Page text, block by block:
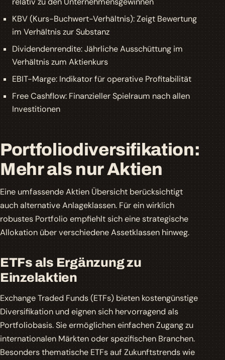
KBV (Kurs-Buchwert-Verhältnis): Zeigt Bewertung
im Verhältnis zur Substanz
Dividendenrendite: Jährliche Ausschüttung im
Verhältnis zum Aktienkurs
EBIT-Marge: Indikator für operative Profitabilität
Free Cashflow: Finanzieller Spielraum nach allen
Investitionen
Portfoliodiversifikation:
Mehr als nur Aktien
Eine umfassende Aktien Übersicht berücksichtigt
auch alternative Anlageklassen. Für ein wirklich
robustes Portfolio empfiehlt sich eine strategische
Allokation über verschiedene Assetklassen hinweg.
ETFs als Ergänzung zu
Einzelaktien
Exchange Traded Funds (ETFs) bieten kostengünstige
Diversifikation und eignen sich hervorragend als
Portfoliobasis. Sie ermöglichen einfachen Zugang zu
internationalen Märkten oder spezifischen Branchen.
Besonders thematische ETFs auf Zukunftstrends wie